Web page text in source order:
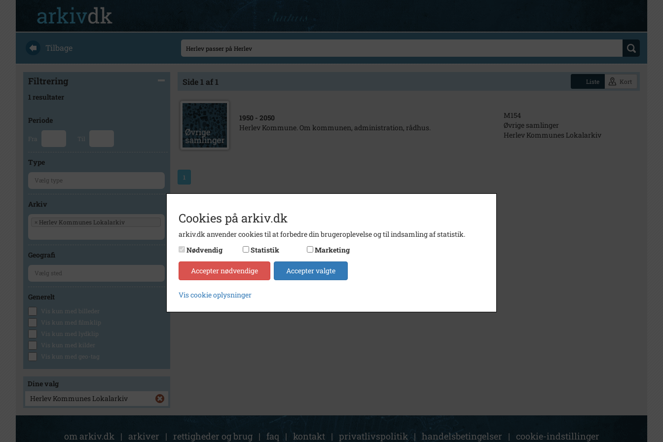
Tilbage
Filtrering
1 resultater
Periode
Fra Til
Type
Arkiv
× Herlev Kommunes Lokalarkiv
Geografi
Generelt
Vis kun med billeder
Vis kun med filmklip
Vis kun med lydklip
Vis kun med kilder
Vis kun med geo-tag
Dine valg
Herlev Kommunes Lokalarkiv
Side 1 af 1 Liste Kort
1950 - 2050
Herlev Kommune. Om kommunen, administration, rådhus.
M154
Øvrige samlinger
Herlev Kommunes Lokalarkiv
1
om arkiv.dk | arkiver | rettigheder og brug | faq | kontakt | privatlivspolitik | handelsbetingelser | cookie-indstillinger
Cookies på arkiv.dk
arkiv.dk anvender cookies til at forbedre din brugeroplevelse og til indsamling af statistik.
Nødvendig
Statistik Marketing
Accepter nødvendige Accepter valgte
Vis cookie oplysninger